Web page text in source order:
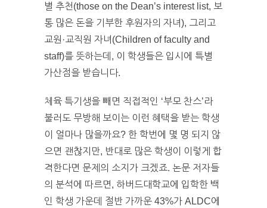
별 추천(those on the Dean’s interest list, 보
통 많은 돈을 기부한 후원자의 자녀), 그리고
교원·교직원 자녀(Children of faculty and
staff)를 뜻하는데, 이 학생들은 입시에 특별
가산점을 받습니다.
체육 특기생을 빼면 직접적인 ‘부모 찬스’라
불러도 무방해 보이는 이런 혜택을 받는 학생
이 얼마나 많을까요? 한 학번에 몇 명 되지 않
으면 괜찮지만, 반대로 많은 학생이 이렇게 합
격한다면 문제의 소지가 크겠죠. 논문 저자들
의 분석에 따르면, 하버드대학교에 입학한 백
인 학생 가운데 절반 가까운 43%가 ALDC에